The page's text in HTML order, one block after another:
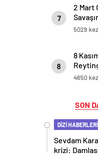
7
2 Mart
5029
8
8
4650
SON
DİZİ HABERLERİ
Sevdam
krizi: